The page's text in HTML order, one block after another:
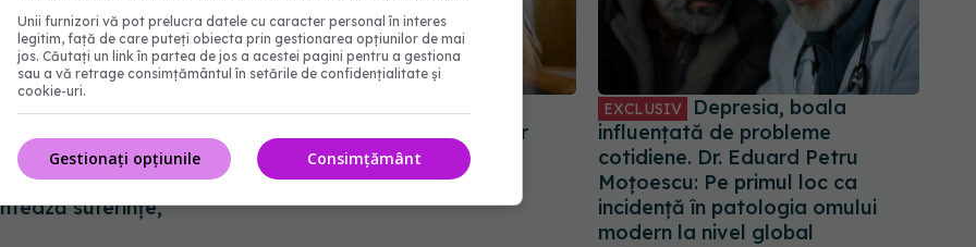
Cum ne îmbolnăvește
fericirea afișată pe
Conf. univ. dr.
Oamenii
suferințe,
ARFID: ce este, cum se
manifestă și de ce nu e doar
“moft la mâncare”
22 aug 2025, 20:06
EXCLUSIV
Depresia, boala
influențată de probleme
cotidiene. Dr. Eduard Petru
Moțoescu: Pe primul loc ca
incidență în patologia omului
modern la nivel global
Unii furnizori vă pot prelucra datele cu caracter personal în interes
legitim, față de care puteți obiecta prin gestionarea opțiunilor de mai
jos. Căutați un link în partea de jos a acestei pagini pentru a gestiona
sau a vă retrage consimțământul în setările de confidențialitate și
cookie-uri.
Consimțământ
Gestionați opțiunile